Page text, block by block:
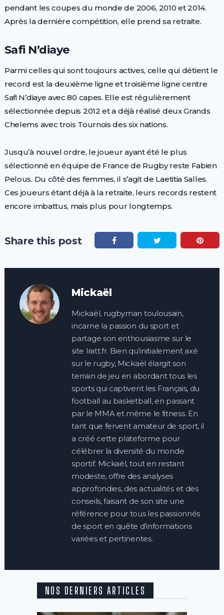
pendant les coupes du monde de 2006, 2010 et 2014.
Après la dernière compétition, elle prend sa retraite.
Safi N’diaye
Parmi celles qui sont toujours actives, celle qui détient le
record est la deuxième ligne et troisième ligne centre
Safi N’diaye avec 80 capes. Elle est régulièrement
sélectionnée depuis 2012 et a déjà réalisé deux Grands
Chelems avec trois Tournois des six nations.
Jusqu’à nouvel ordre, le joueur ayant été le plus
sélectionné en équipe de France de Rugby reste Fabien
Pelous. Du côté des femmes, il s’agit de Laetitia Salles.
Ces joueurs étant déjà à la retraite, leurs records restent
encore imbattus, mais plus pour longtemps.
Share this post
Mickaël
Mickaël, rugbyman toulousain,
incarne la passion du sport et
partage son enthousiasme sur le
site lratt.fr. Bien qu'initialement axé
sur le rugby, Mickaël élargit son
terrain de jeu en abordant tous les
sports qui captivent les Français, du
football au basketball, en passant
par le MMA et même le fitness. En
tant que fervent amateur de sport, il
a créé cette plateforme pour
célébrer la diversité du monde
sportif. Mickaël, tout en restant
modeste, offre des analyses
approfondies, des actualités et des
conseils, faisant de son site une
référence pour tous les passionnés
de sport en quête d'informations
variées et pertinentes.
NOS DERNIERS ARTICLES